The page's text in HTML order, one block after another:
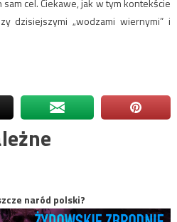
cel. Ciekawe, jak w tym kontekście
dzisiejszymi „wodzami wiernymi” i
naród polski?